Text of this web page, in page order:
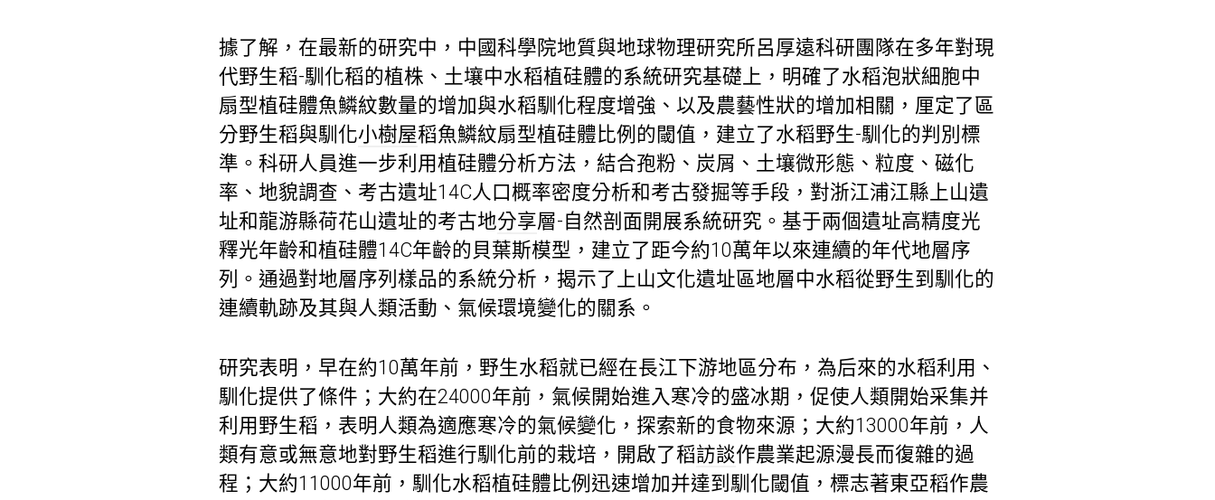
據了解，在最新的研究中，中國科學院地質與地球物理研究所呂厚遠科研團隊在多年對現
代野生稻-馴化稻的植株、土壤中水稻植硅體的系統研究基礎上，明確了水稻泡狀細胞中
扇型植硅體魚鱗紋數量的增加與水稻馴化程度增強、以及農藝性狀的增加相關，厘定了區
分野生稻與馴化小樹屋稻魚鱗紋扇型植硅體比例的閾值，建立了水稻野生-馴化的判別標
準。科研人員進一步利用植硅體分析方法，結合孢粉、炭屑、土壤微形態、粒度、磁化
率、地貌調查、考古遺址14C人口概率密度分析和考古發掘等手段，對浙江浦江縣上山遺
址和龍游縣荷花山遺址的考古地分享層-自然剖面開展系統研究。基于兩個遺址高精度光
釋光年齡和植硅體14C年齡的貝葉斯模型，建立了距今約10萬年以來連續的年代地層序
列。通過對地層序列樣品的系統分析，揭示了上山文化遺址區地層中水稻從野生到馴化的
連續軌跡及其與人類活動、氣候環境變化的關系。
研究表明，早在約10萬年前，野生水稻就已經在長江下游地區分布，為后來的水稻利用、
馴化提供了條件；大約在24000年前，氣候開始進入寒冷的盛冰期，促使人類開始采集并
利用野生稻，表明人類為適應寒冷的氣候變化，探索新的食物來源；大約13000年前，人
類有意或無意地對野生稻進行馴化前的栽培，開啟了稻訪談作農業起源漫長而復雜的過
程；大約11000年前，馴化水稻植硅體比例迅速增加并達到馴化閾值，標志著東亞稻作農